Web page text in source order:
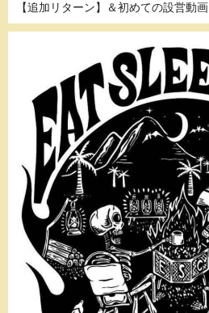
【追加リターン】＆初めての設営動画